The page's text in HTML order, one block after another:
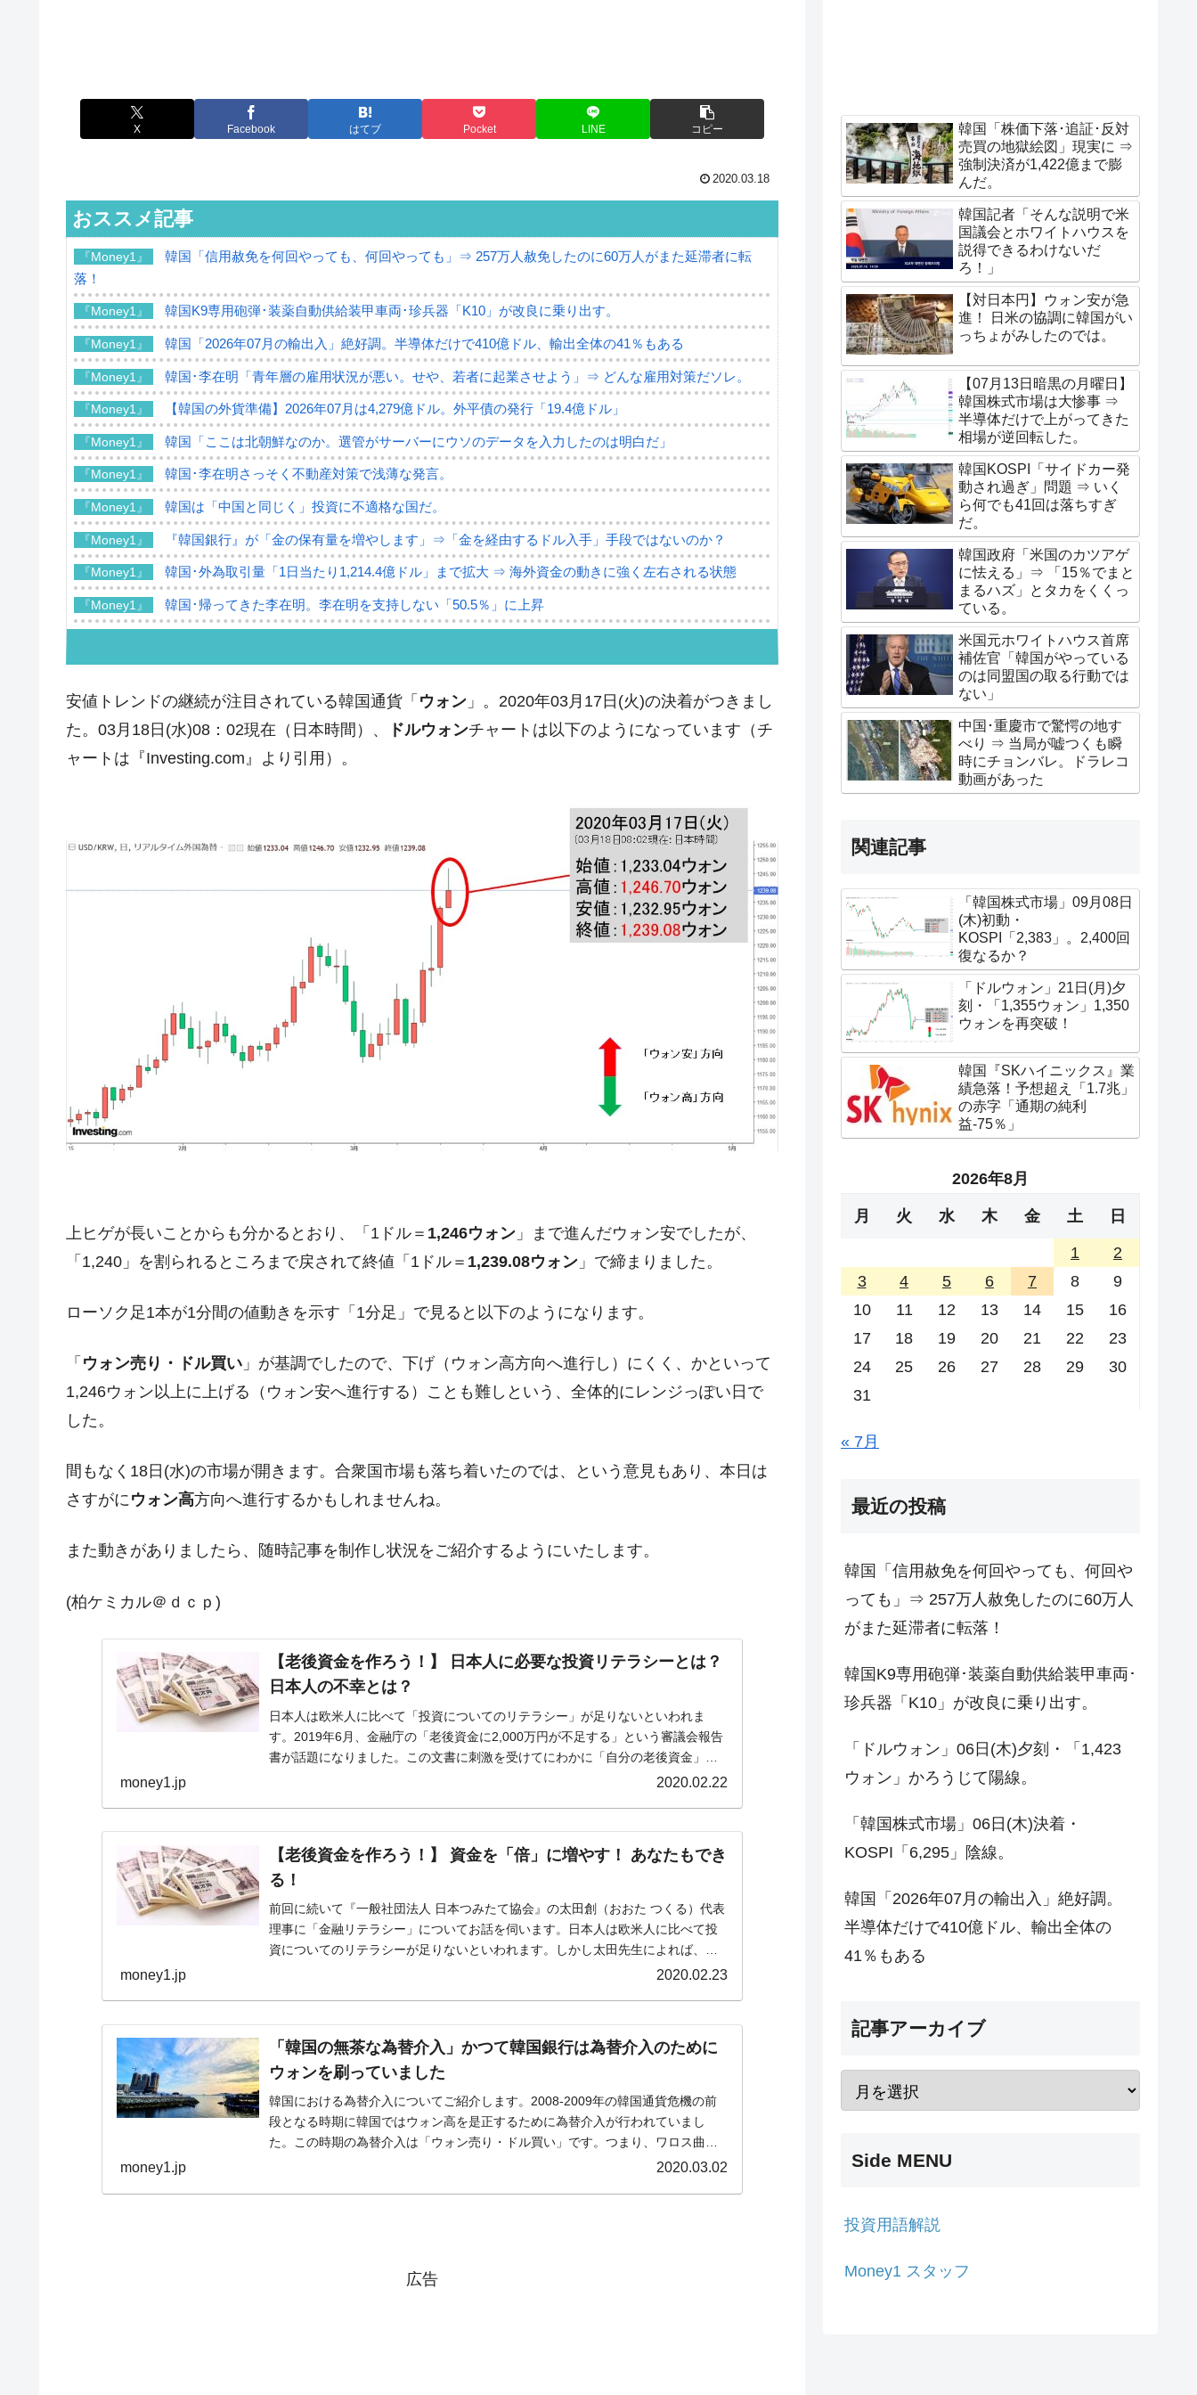
X Facebook はてブ Pocket LINE コピー
2020.03.18
おススメ記事
『Money1』
韓国「信用赦免を何回やっても、何回やっても」⇒ 257万人赦免したのに60万人がまた延滞者に転
落！
『Money1』 韓国K9専用砲弾･装薬自動供給装甲車両･珍兵器「K10」が改良に乗り出す。
『Money1』 韓国「2026年07月の輸出入」絶好調。半導体だけで410億ドル、輸出全体の41％もある
『Money1』 韓国･李在明「青年層の雇用状況が悪い。せや、若者に起業させよう」⇒ どんな雇用対策だソレ。
『Money1』 【韓国の外貨準備】2026年07月は4,279億ドル。外平債の発行「19.4億ドル」
『Money1』 韓国「ここは北朝鮮なのか。選管がサーバーにウソのデータを入力したのは明白だ」
『Money1』 韓国･李在明さっそく不動産対策で浅薄な発言。
『Money1』 韓国は「中国と同じく」投資に不適格な国だ。
『Money1』 『韓国銀行』が「金の保有量を増やします」⇒「金を経由するドル入手」手段ではないのか？
『Money1』 韓国･外為取引量「1日当たり1,214.4億ドル」まで拡大 ⇒ 海外資金の動きに強く左右される状態
『Money1』 韓国･帰ってきた李在明。李在明を支持しない「50.5％」に上昇
『Money1』 韓国･警察職員が「丸刈りになって抗議活動」
『Money1』 中国だけが鉄鋼輸出を異常増加させる ⇒ 中国の過剰生産が世界を蝕む。
『Money1』 韓国製造業「半導体絶好調」のウラで他業種は全般的「不調」⇒ PSIが示す現況は決して良くない。
『Money1』 韓国型イージス搭載の次世代駆逐艦「KDDX」1番艦、2032年竣工と公示
『Money1』 【対日本円】ウォン安が急進！ 日米の協調に韓国がいっちょがみしたのでは。
韓国政府『BYD』車への補助金を全廃 ⇒ 実は韓国で『BYD』車は売れている。6カ月で対前年同期比
在韓米国大使スティールが着韓！⇒ さっそく空港に詰めかけ「出て行け！」「極右勢力」のプラカー
韓国政府「2035年までに18.4GW規模のAIデータセンター整備」⇒ だから無理だってば。
『Money1』 JPモルガン「韓国レバレッジETFの清算はほぼ終わった」
『Money1』
『Money1』
『Money1』
米国下院「韓国の公務員個人をターゲットにぶん殴る法案」提出！⇒ クーパン問題は合衆国企業に対
『Money1』 韓国半導体『SKハイニックス』2026年2Qの業績「史上最高益」当期純利益は前年同期比13.4倍に。
発動！
『Money1』 韓国「株式市場が賭博場のように変質したのは政界の責任だ」
『Money1』 韓国「2026年1Q 資金循環統計」面白い結果に。
日本の誇る海洋資源調査船『白嶺』は先進技術の塊！
Fact1 夏の甲子園、優勝校を最も多く輩出している都道府県とは？
奇跡の毛色「白毛馬」とは？
全て勝つといくら？ 競馬GI競走で勝利騎手がもらえる賞金とは？
平成仮面ライダーの意外すぎるモチーフとは？
発表から2日で大崩壊、鳴かず飛ばずに終わりそうなスーパーリーグとは？
日本人マスターズ挑戦の歴史。松山以前に最高位だった選手とは？
セレクトセールの高額取引馬が稼いだ金額とは？
安値トレンドの継続が注目されている韓国通貨「 ウォン 」。2020年03月17日(火)の決着がつきまし
た。03月18日(水)08：02現在（日本時間）、
ドルウォンチャートは以下のようになっています（チ
ャートは『Investing.com』より引用）。
上ヒゲが長いことからも分かるとおり、「1ドル＝ 1,246ウォン 」まで進んだウォン安でしたが、
「1,240」を割られるところまで戻されて終値「1ドル＝ 1,239.08ウォン 」で締まりました。
ローソク足1本が1分間の値動きを示す「1分足」で見ると以下のようになります。
「 ウォン売り・ドル買い 」が基調でしたので、下げ（ウォン高方向へ進行し）にくく、かといって
1,246ウォン以上に上げる（ウォン安へ進行する）ことも難しという、全体的にレンジっぽい日で
した。
間もなく18日(水)の市場が開きます。合衆国市場も落ち着いたのでは、という意見もあり、本日は
さすがにウォン高方向へ進行するかもしれませんね。
また動きがありましたら、随時記事を制作し状況をご紹介するようにいたします。
(柏ケミカル＠ｄｃｐ)
【老後資金を作ろう！】 日本人に必要な投資リテラシーとは？
日本人の不幸とは？
日本人は欧米人に比べて「投資についてのリテラシー」が足りないといわれま
す。2019年6月、金融庁の「老後資金に2,000万円が不足する」という審議会報告
書が話題になりました。この文書に刺激を受けてにわかに「自分の老後資金」に
money1.jp 2020.02.22
【老後資金を作ろう！】 資金を「倍」に増やす！ あなたもでき
る！
前回に続いて『一般社団法人 日本つみたて協会』の太田創（おおた つくる）代表
理事に「金融リテラシー」についてお話を伺います。日本人は欧米人に比べて投
資についてのリテラシーが足りないといわれます。しかし太田先生によれば、日
money1.jp 2020.02.23
「韓国の無茶な為替介入」かつて韓国銀行は為替介入のために
ウォンを刷っていました
韓国における為替介入についてご紹介します。2008-2009年の韓国通貨危機の前
段となる時期に韓国ではウォン高を是正するために為替介入が行われていまし
た。この時期の為替介入は「ウォン売り・ドル買い」です。つまり、ワロス曲線
money1.jp 2020.03.02
広告
韓国「株価下落･追証･反対
売買の地獄絵図」現実に ⇒
強制決済が1,422億まで膨
んだ。
韓国記者「そんな説明で米
国議会とホワイトハウスを
説得できるわけないだ
ろ！」
【対日本円】ウォン安が急
進！ 日米の協調に韓国がい
っちょがみしたのでは。
【07月13日暗黒の月曜日】
韓国株式市場は大惨事 ⇒
半導体だけで上がってきた
相場が逆回転した。
韓国KOSPI「サイドカー発
動され過ぎ」問題 ⇒ いく
ら何でも41回は落ちすぎ
だ。
韓国政府「米国のカツアゲ
に怯える」⇒ 「15％でまと
まるハズ」とタカをくくっ
ている。
米国元ホワイトハウス首席
補佐官「韓国がやっている
のは同盟国の取る行動では
ない」
中国･重慶市で驚愕の地す
べり ⇒ 当局が嘘つくも瞬
時にチョンバレ。ドラレコ
動画があった
関連記事
「韓国株式市場」09月08日
(木)初動・
KOSPI「2,383」。2,400回
復なるか？
「ドルウォン」21日(月)夕
刻・「1,355ウォン」1,350
ウォンを再突破！
韓国『SKハイニックス』業
績急落！予想超え「1.7兆」
の赤字「通期の純利
益-75％」
2026年8月
月 火 水 木 金 土 日
1
2
3
4 5 6 7 8
9
10
11 12 13 14 15
16
17
18 19 20 21 22
23
24
25 26 27 28 29
30
31
« 7月
最近の投稿
韓国「信用赦免を何回やっても、何回や
っても」⇒ 257万人赦免したのに60万人
がまた延滞者に転落！
韓国K9専用砲弾･装薬自動供給装甲車両･
珍兵器「K10」が改良に乗り出す。
「ドルウォン」06日(木)夕刻・「1,423
ウォン」かろうじて陽線。
「韓国株式市場」06日(木)決着・
KOSPI「6,295」陰線。
韓国「2026年07月の輸出入」絶好調。
半導体だけで410億ドル、輸出全体の
41％もある
記事アーカイブ
Side MENU
投資用語解説
Money1 スタッフ